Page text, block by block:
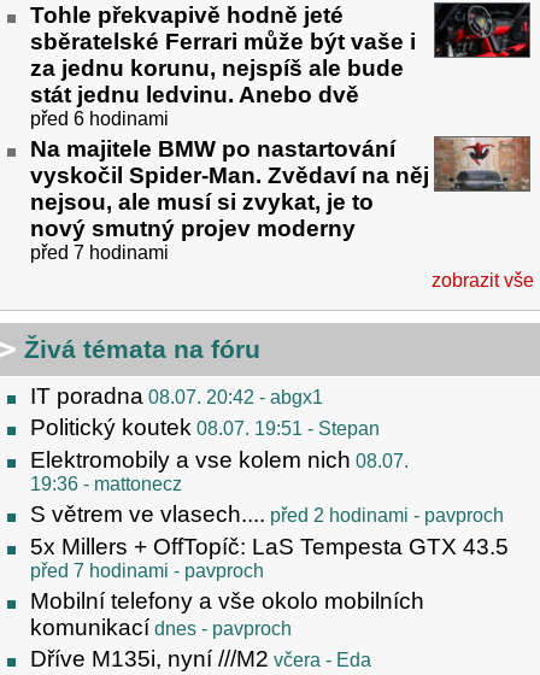
Tohle překvapivě hodně jeté
sběratelské Ferrari může být vaše i
za jednu korunu, nejspíš ale bude
stát jednu ledvinu. Anebo dvě
před 6 hodinami
Na majitele BMW po nastartování
vyskočil Spider-Man. Zvědaví na něj
nejsou, ale musí si zvykat, je to
nový smutný projev moderny
před 7 hodinami
zobrazit vše
Živá témata na fóru
IT poradna 08.07. 20:42 - abgx1
Politický koutek 08.07. 19:51 - Stepan
Elektromobily a vse kolem nich 08.07.
19:36 - mattonecz
S větrem ve vlasech.... před 2 hodinami - pavproch
5x Millers + OffTopíč: LaS Tempesta GTX 43.5
před 7 hodinami - pavproch
Mobilní telefony a vše okolo mobilních
komunikací dnes - pavproch
Dříve M135i, nyní ///M2 včera - Eda